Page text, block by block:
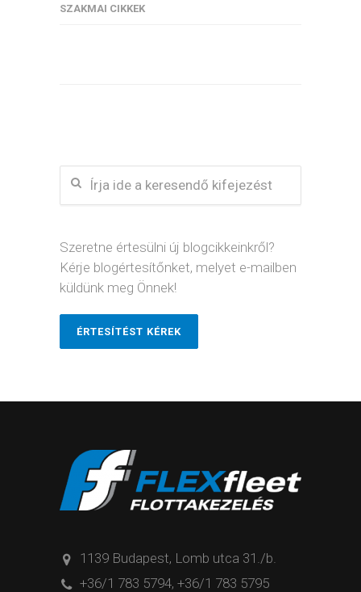
SZAKMAI CIKKEK
Szeretne értesülni új blogcikkeinkről?
Kérje blogértesítőnket, melyet e-mailben
küldünk meg Önnek!
ÉRTESÍTÉST KÉREK
1139 Budapest, Lomb utca 31./b.
+36/1 783 5794, +36/1 783 5795